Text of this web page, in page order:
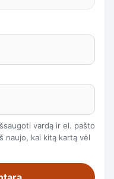
vardą ir el. pašto
naujo, kai kitą kartą vėl